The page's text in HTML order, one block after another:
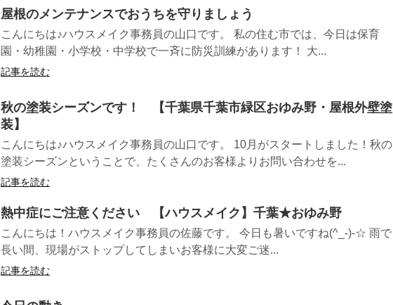
屋根のメンテナンスでおうちを守りましょう
こんにちは♪ハウスメイク事務員の山口です。 私の住む市では、今日は保育
園・幼稚園・小学校・中学校で一斉に防災訓練があります！ 大...
記事を読む
秋の塗装シーズンです！ 【千葉県千葉市緑区おゆみ野・屋根外壁塗
装】
こんにちは♪ハウスメイク事務員の山口です。 10月がスタートしました！秋の
塗装シーズンということで、たくさんのお客様よりお問い合わせを...
記事を読む
熱中症にご注意ください 【ハウスメイク】千葉★おゆみ野
こんにちは！ハウスメイク事務員の佐藤です。 今日も暑いですね(^_-)-☆ 雨で
長い間、現場がストップしてしまいお客様に大変ご迷...
記事を読む